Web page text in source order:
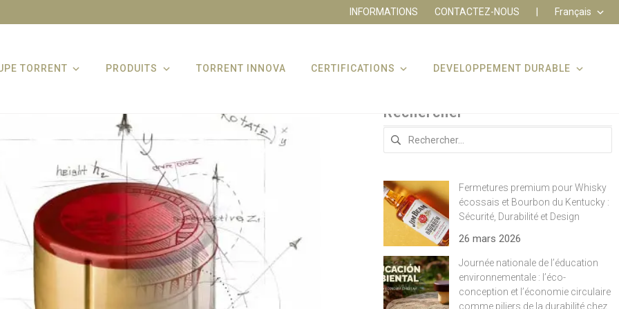
INFORMATIONS CONTACTEZ-NOUS Français
TORRENT PRODUITS TORRENT INNOVA CERTIFICATIONS DEVELOPPEMENT DURABLE
Rechercher
Rechercher :
Fermetures premium pour Whisky
écossais et Bourbon du Kentucky :
Sécurité, Durabilité et Design
26 mars 2026
Journée nationale de l’éducation
environnementale : l’éco-
conception et l’économie circulaire
comme piliers de la durabilité chez